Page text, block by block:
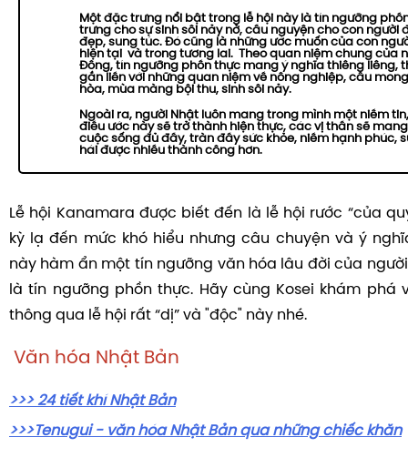
Một đặc trưng nổi bật trong lễ hội này là tín ngưỡng
trưng cho sự sinh sôi nảy nở, cầu nguyện cho con người
đẹp, sung túc. Đó cũng là những ước muốn của con
hiện tại và trong tương lai. Theo quan niệm chung của
Đông, tín ngưỡng phồn thực mang ý nghĩa thiêng liêng,
gắn liền với những quan niệm về nông nghiệp, cầu
hòa, mùa màng bội thu, sinh sôi nảy.
Ngoài ra, người Nhật luôn mang trong mình một niềm
điều ước này sẽ trở thành hiện thực, các vị thần sẽ
cuộc sống đủ đầy, tràn đầy sức khỏe, niềm hạnh phúc,
hái được nhiều thành công hơn.
Lễ hội Kanamara được biết đến là lễ hội rước “của
kỳ lạ đến mức khó hiểu nhưng câu chuyện và ý
này hàm ẩn một tín ngưỡng văn hóa lâu đời của
là tín ngưỡng phồn thực. Hãy cùng Kosei khám phá
thông qua lễ hội rất “dị” và "độc" này nhé.
Văn hóa Nhật Bản
>>> 24 tiết khí Nhật Bản
>>>Tenugui - văn hóa Nhật Bản qua những chiếc khăn